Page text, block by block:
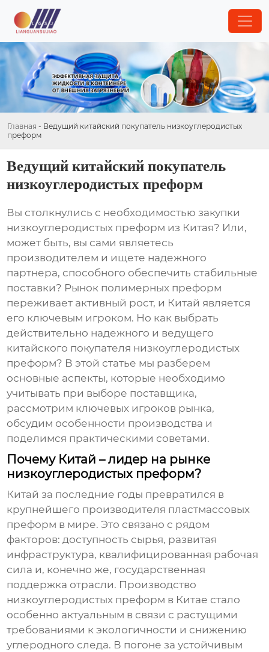
Главная - Ведущий китайский покупатель низкоуглеродистых
преформ
Ведущий китайский покупатель
низкоуглеродистых преформ
Вы столкнулись с необходимостью закупки
низкоуглеродистых преформ из Китая? Или,
может быть, вы сами являетесь
производителем и ищете надежного
партнера, способного обеспечить стабильные
поставки? Рынок полимерных преформ
переживает активный рост, и Китай является
его ключевым игроком. Но как выбрать
действительно надежного и ведущего
китайского покупателя низкоуглеродистых
преформ? В этой статье мы разберем
основные аспекты, которые необходимо
учитывать при выборе поставщика,
рассмотрим ключевых игроков рынка,
обсудим особенности производства и
поделимся практическими советами.
Почему Китай – лидер на рынке
низкоуглеродистых преформ?
Китай за последние годы превратился в
крупнейшего производителя пластмассовых
преформ в мире. Это связано с рядом
факторов: доступность сырья, развитая
инфраструктура, квалифицированная рабочая
сила и, конечно же, государственная
поддержка отрасли. Производство
низкоуглеродистых преформ в Китае стало
особенно актуальным в связи с растущими
требованиями к экологичности и снижению
углеродного следа. В погоне за устойчивым